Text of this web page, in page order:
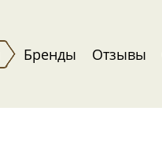
Бренды Отзывы